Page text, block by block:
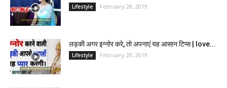
Lifestyle February 28, 2019
लड़की अगर इग्नोर करे, तो अपनाएं यह आसान टिप्स | love...
Lifestyle February 28, 2019